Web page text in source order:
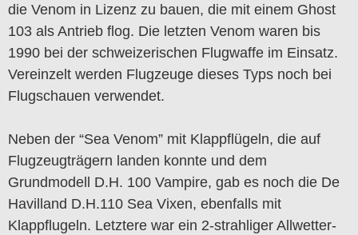
die Venom in Lizenz zu bauen, die mit einem Ghost
103 als Antrieb flog. Die letzten Venom waren bis
1990 bei der schweizerischen Flugwaffe im Einsatz.
Vereinzelt werden Flugzeuge dieses Typs noch bei
Flugschauen verwendet.
Neben der “Sea Venom” mit Klappflügeln, die auf
Flugzeugträgern landen konnte und dem
Grundmodell D.H. 100 Vampire, gab es noch die De
Havilland D.H.110 Sea Vixen, ebenfalls mit
Klappflugeln. Letztere war ein 2-strahliger Allwetter-